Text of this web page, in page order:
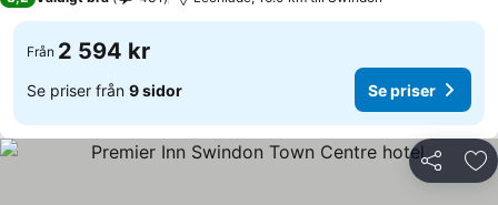
Från 2 594 kr
Se priser från 9 sidor Se priser
Dela